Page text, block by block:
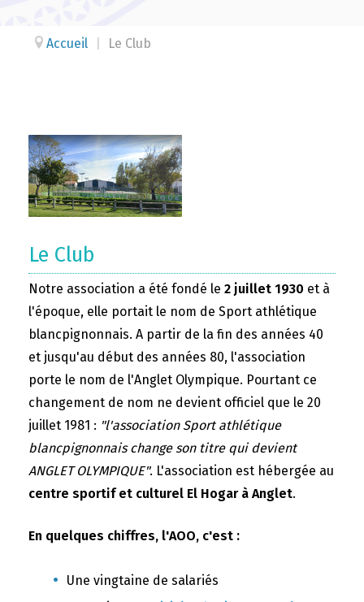
Accueil Le Club
Le Club
Notre association a été fondé le 2 juillet 1930 et à
l'époque, elle portait le nom de Sport athlétique
blancpignonnais. A partir de la fin des années 40
et jusqu'au début des années 80, l'association
porte le nom de l'Anglet Olympique. Pourtant ce
changement de nom ne devient officiel que le 20
juillet 1981 : "l'association Sport athlétique
blancpignonnais change son titre qui devient
ANGLET OLYMPIQUE". L'association est hébergée au
centre sportif et culturel El Hogar à Anglet.
En quelques chiffres, l'AOO, c'est :
Une vingtaine de salariés